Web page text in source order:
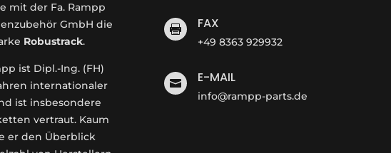
mit der Fa. Rampp
GmbH die
Robustrack.
ist Dipl.-Ing. (FH)
internationaler
ist insbesondere
vertraut. Kaum
er den Überblick
 FAX
+49 8363 929932
 E-MAIL
info@rampp-parts.de